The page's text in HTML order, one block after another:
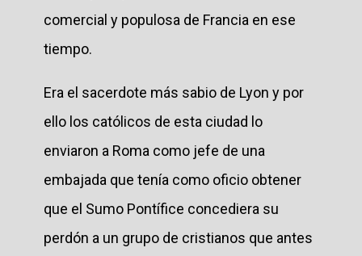
comercial y populosa de Francia en ese
tiempo.
Era el sacerdote más sabio de Lyon y por
ello los católicos de esta ciudad lo
enviaron a Roma como jefe de una
embajada que tenía como oficio obtener
que el Sumo Pontífice concediera su
perdón a un grupo de cristianos que antes